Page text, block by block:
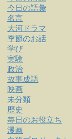
今日の語彙
名言
大河ドラマ
季節のお話
学び
実験
政治
故事成語
映画
未分類
歴史
毎日のお役立ち
漫画